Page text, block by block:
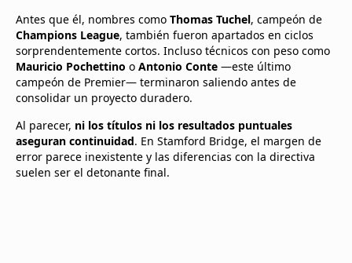
Antes que él, nombres como Thomas Tuchel, campeón de
Champions League, también fueron apartados en ciclos
sorprendentemente cortos. Incluso técnicos con peso como
Mauricio Pochettino o Antonio Conte —este último
campeón de Premier— terminaron saliendo antes de
consolidar un proyecto duradero.
Al parecer, ni los títulos ni los resultados puntuales
aseguran continuidad. En Stamford Bridge, el margen de
error parece inexistente y las diferencias con la directiva
suelen ser el detonante final.